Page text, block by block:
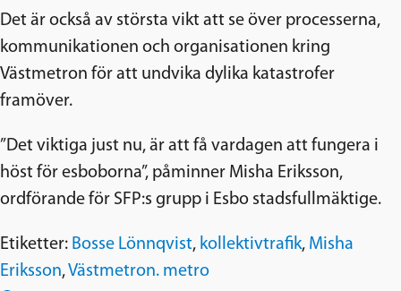
Det är också av största vikt att se över processerna,
kommunikationen och organisationen kring
Västmetron för att undvika dylika katastrofer
framöver.
”Det viktiga just nu, är att få vardagen att fungera i
höst för esboborna”, påminner Misha Eriksson,
ordförande för SFP:s grupp i Esbo stadsfullmäktige.
Etiketter: Bosse Lönnqvist, kollektivtrafik, Misha
Eriksson,Västmetron. metro